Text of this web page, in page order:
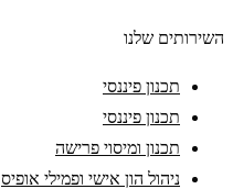
השירותים שלנו
תכנון פיננסי
תכנון פיננסי
תכנון ומיסוי פרישה
ניהול הון אישי ופמילי אופיס